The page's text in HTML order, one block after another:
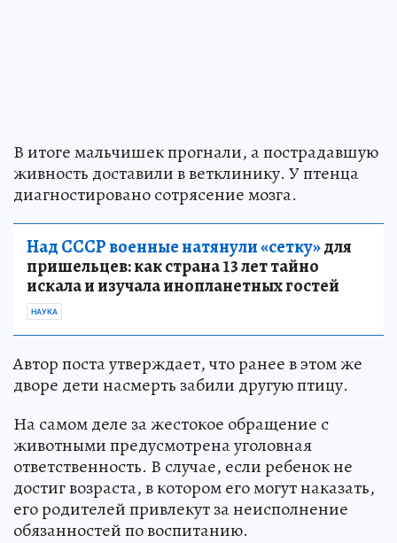
В итоге мальчишек прогнали, а пострадавшую
живность доставили в ветклинику. У птенца
диагностировано сотрясение мозга.
Над СССР военные натянули «сетку»для
пришельцев: как страна 13 лет тайно
искала и изучала инопланетных гостей
НАУКА
Автор поста утверждает, что ранее в этом же
дворе дети насмерть забили другую птицу.
На самом деле за жестокое обращение с
животными предусмотрена уголовная
ответственность. В случае, если ребенок не
достиг возраста, в котором его могут наказать,
его родителей привлекут за неисполнение
обязанностей по воспитанию.